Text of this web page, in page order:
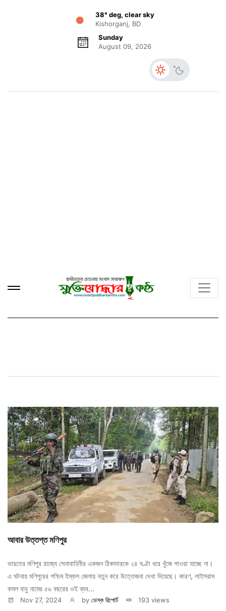
38° deg, clear sky
Kishorganj, BD
Sunday
August 09, 2026
আবার উত্তপ্ত মণিপুর
ভারতের মণিপুর রাজ্যে সেনাবাহিনীর একজন ঠিকাদারকে ২৪ ঘণ্টা ধরে খুঁজে পাওয়া যাচ্ছে না।
এ ঘটনায় মণিপুরের পশ্চিম ইম্ফল জেলায় নতুন করে উত্তেজনা দেখা দিয়েছে। কারণ, লাইসরাম
কমল বাবু নামের ৫৬ বছরের ওই ব্যব...
Nov 27, 2024 by ডেস্ক রিপোর্ট 193 views